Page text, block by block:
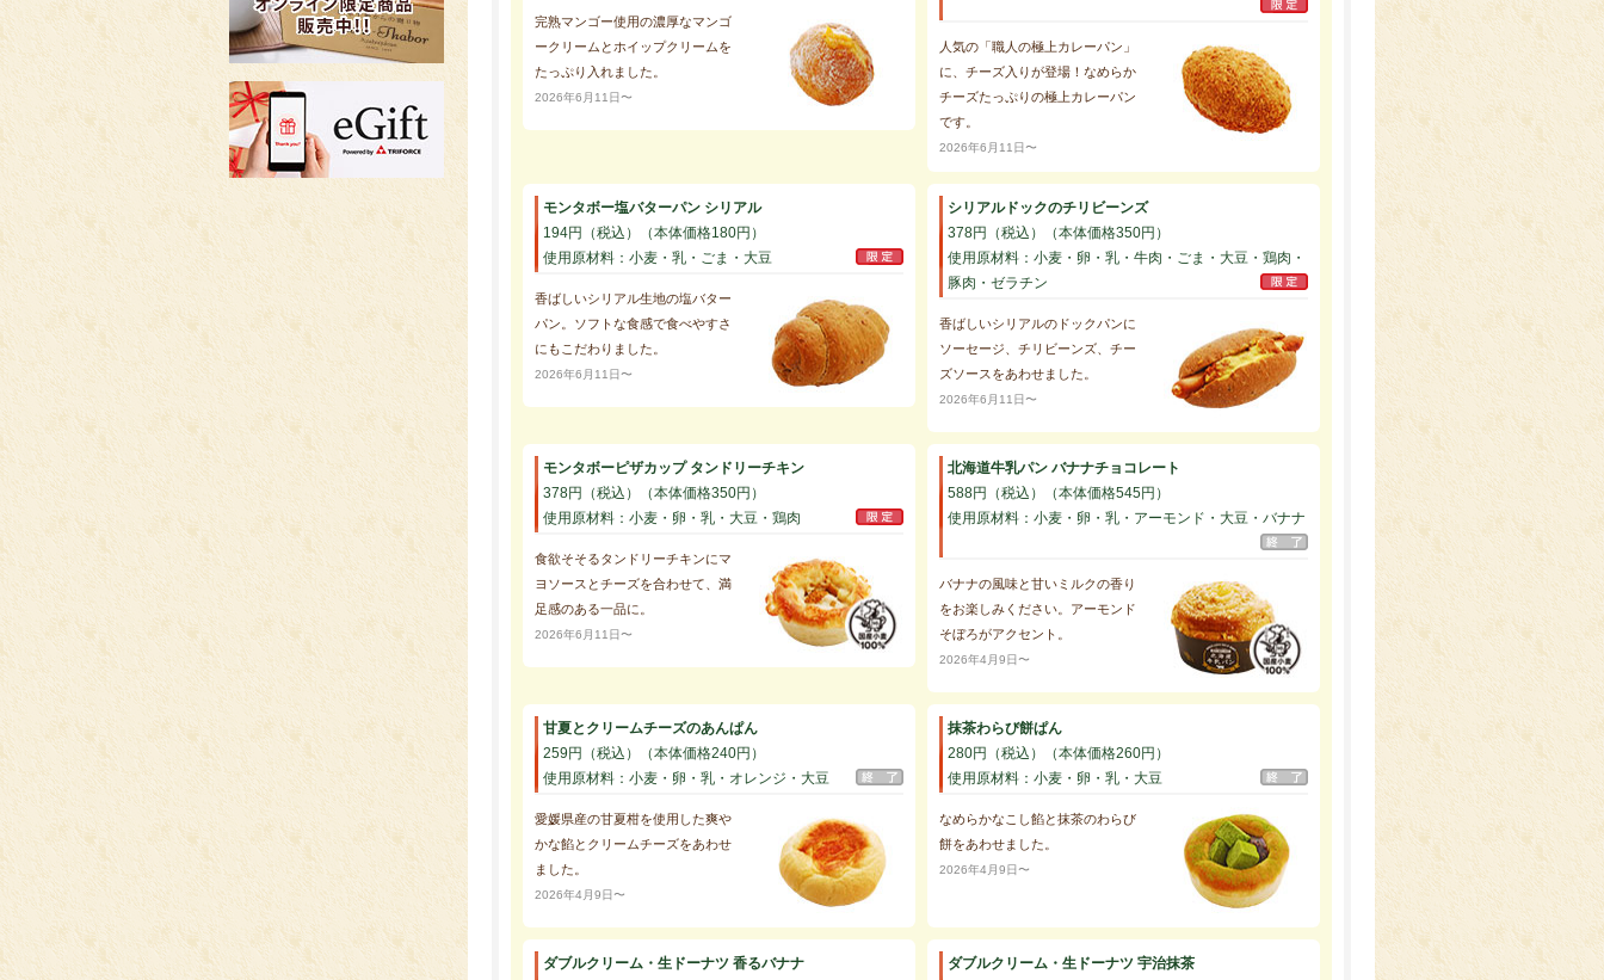
完熟マンゴー使用の濃厚なマンゴ
ークリームとホイップクリームを
たっぷり入れました。
2026年6月11日〜
人気の「職人の極上カレーパン」
に、チーズ入りが登場！なめらか
チーズたっぷりの極上カレーパン
です。
2026年6月11日〜
モンタボー塩バターパン シリアル
194円（税込）（本体価格180円）
使用原材料：小麦・乳・ごま・大豆
香ばしいシリアル生地の塩バター
パン。ソフトな食感で食べやすさ
にもこだわりました。
2026年6月11日〜
シリアルドックのチリビーンズ
378円（税込）（本体価格350円）
使用原材料：小麦・卵・乳・牛肉・ごま・大豆・鶏肉・
豚肉・ゼラチン
香ばしいシリアルのドックパンに
ソーセージ、チリビーンズ、チー
ズソースをあわせました。
2026年6月11日〜
モンタボーピザカップ タンドリーチキン
378円（税込）（本体価格350円）
使用原材料：小麦・卵・乳・大豆・鶏肉
食欲そそるタンドリーチキンにマ
ヨソースとチーズを合わせて、満
足感のある一品に。
2026年6月11日〜
北海道牛乳パン バナナチョコレート
588円（税込）（本体価格545円）
使用原材料：小麦・卵・乳・アーモンド・大豆・バナナ
バナナの風味と甘いミルクの香り
をお楽しみください。アーモンド
そぼろがアクセント。
2026年4月9日〜
甘夏とクリームチーズのあんぱん
259円（税込）（本体価格240円）
使用原材料：小麦・卵・乳・オレンジ・大豆
愛媛県産の甘夏柑を使用した爽や
かな餡とクリームチーズをあわせ
ました。
2026年4月9日〜
抹茶わらび餅ぱん
280円（税込）（本体価格260円）
使用原材料：小麦・卵・乳・大豆
なめらかなこし餡と抹茶のわらび
餅をあわせました。
2026年4月9日〜
ダブルクリーム・生ドーナツ 香るバナナ
ダブルクリーム・生ドーナツ 宇治抹茶